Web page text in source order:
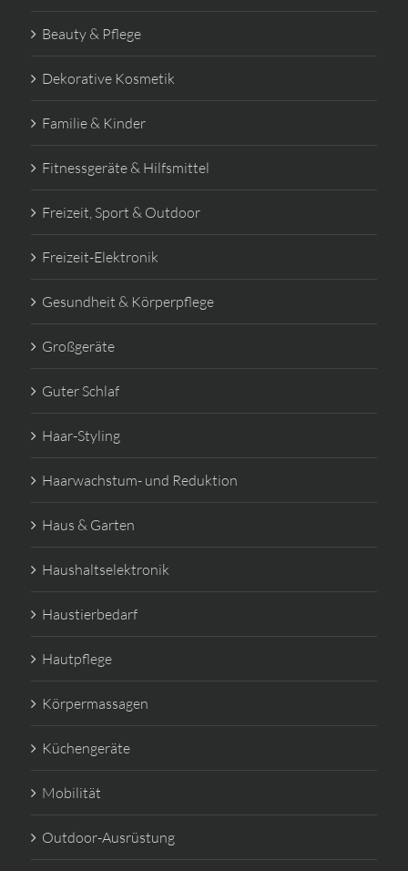
Beauty & Pflege
Dekorative Kosmetik
Familie & Kinder
Fitnessgeräte & Hilfsmittel
Freizeit, Sport & Outdoor
Freizeit-Elektronik
Gesundheit & Körperpflege
Großgeräte
Guter Schlaf
Haar-Styling
Haarwachstum- und Reduktion
Haus & Garten
Haushaltselektronik
Haustierbedarf
Hautpflege
Körpermassagen
Küchengeräte
Mobilität
Outdoor-Ausrüstung